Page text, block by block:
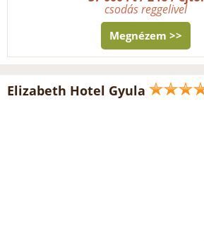
csodás reggelivel
Megnézem >>
Elizabeth Hotel Gyula